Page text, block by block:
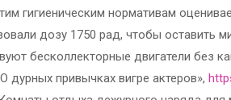
гигиеническим нормативам
дозу 1750 рад, чтобы оставить
бесколлекторные двигатели без
привычках вигре актеров»,